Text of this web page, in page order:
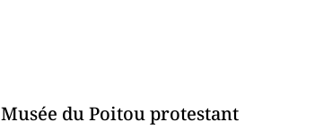
Musée du Poitou protestant